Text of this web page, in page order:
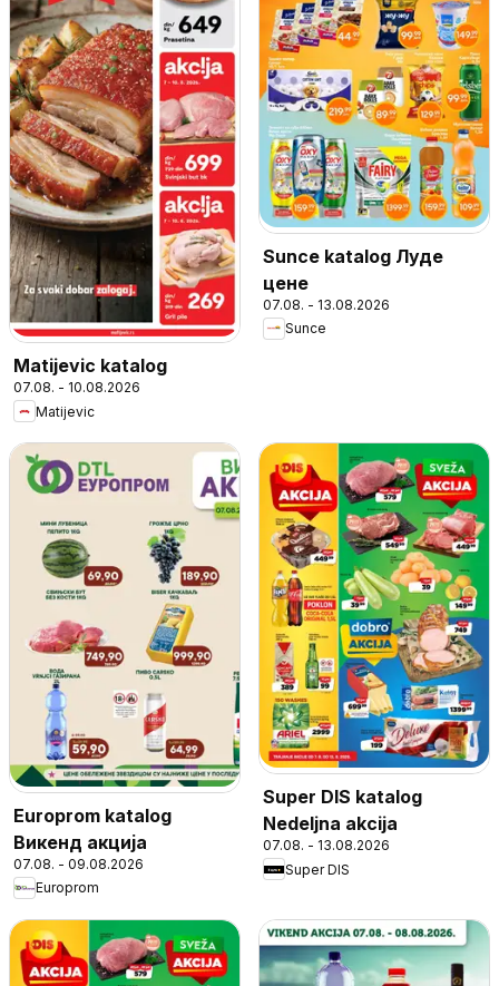
Matijevic katalog
07.08. - 10.08.2026
Matijevic
Sunce katalog Луде
цене
07.08. - 13.08.2026
Sunce
Europrom katalog
Викенд акција
07.08. - 09.08.2026
Europrom
Super DIS katalog
Nedeljna akcija
07.08. - 13.08.2026
Super DIS